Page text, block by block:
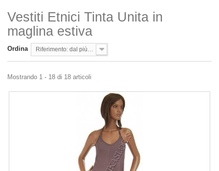
Vestiti Etnici Tinta Unita in
maglina estiva
Ordina
Mostrando 1 - 18 di 18 articoli